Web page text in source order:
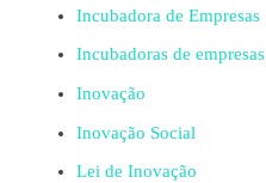
Incubadora de Empresas
Incubadoras de empresas
Inovação
Inovação Social
Lei de Inovação